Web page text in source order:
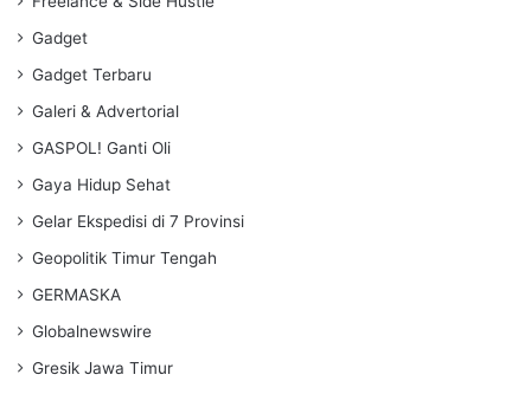
Gadget
Gadget Terbaru
Galeri & Advertorial
GASPOL! Ganti Oli
Gaya Hidup Sehat
Gelar Ekspedisi di 7 Provinsi
Geopolitik Timur Tengah
GERMASKA
Globalnewswire
Gresik Jawa Timur